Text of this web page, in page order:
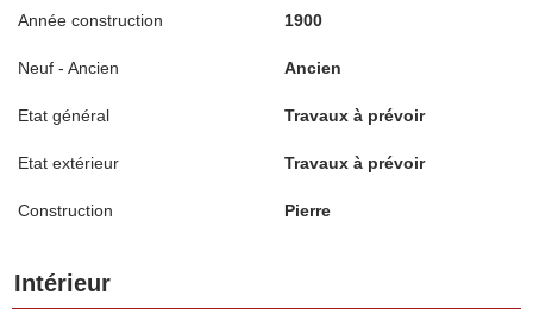
Année construction 1900
Neuf - Ancien Ancien
Etat général Travaux à prévoir
Etat extérieur Travaux à prévoir
Construction Pierre
Intérieur